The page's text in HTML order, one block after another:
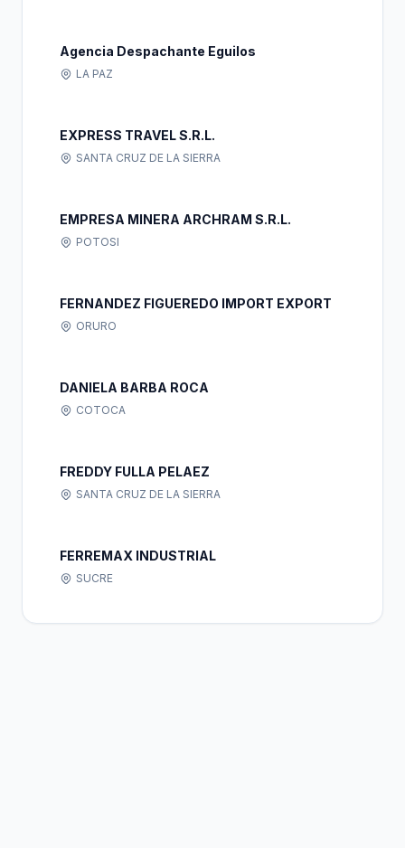
Agencia Despachante Eguilos
LA PAZ
EXPRESS TRAVEL S.R.L.
SANTA CRUZ DE LA SIERRA
EMPRESA MINERA ARCHRAM S.R.L.
POTOSI
FERNANDEZ FIGUEREDO IMPORT EXPORT
ORURO
DANIELA BARBA ROCA
COTOCA
FREDDY FULLA PELAEZ
SANTA CRUZ DE LA SIERRA
FERREMAX INDUSTRIAL
SUCRE